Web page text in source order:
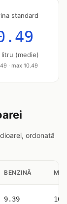
standard
litru (medie)
· max 10.49
ordonată
BENZINĂ
9.39